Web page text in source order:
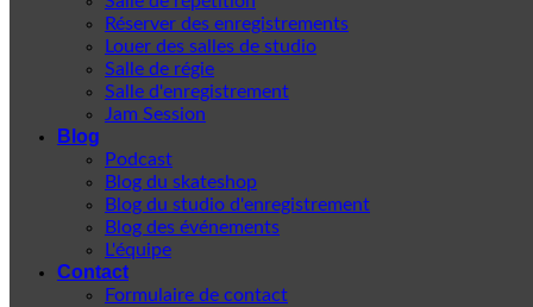
Réserver des enregistrements
Louer des salles de studio
Salle de régie
Salle d'enregistrement
Jam Session
Blog
Podcast
Blog du skateshop
Blog du studio d'enregistrement
Blog des événements
L'équipe
Contact
Formulaire de contact